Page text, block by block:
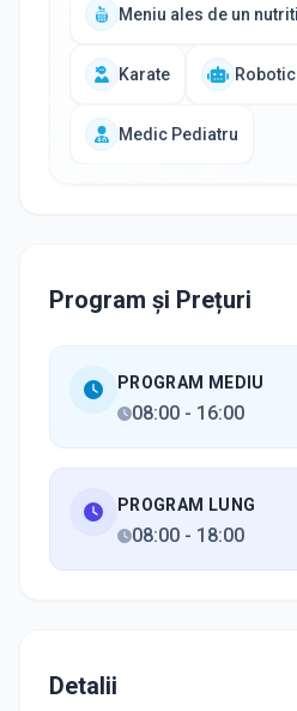
Meniu ales de un
Karate
Medic Pediatru
Program și Prețuri
PROGRAM MEDIU
08:00 - 16:00
PROGRAM LUNG
08:00 - 18:00
Detalii